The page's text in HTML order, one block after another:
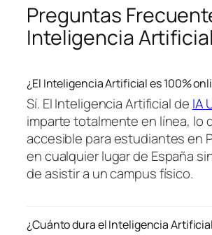
Preguntas
Inteligencia Artificial
¿El Inteligencia Artificial es 100%
Sí. El Inteligencia Artificial de IA
imparte totalmente en línea, lo
accesible para estudiantes en
en cualquier lugar de España
de asistir a un campus físico.
¿Cuánto dura el Inteligencia